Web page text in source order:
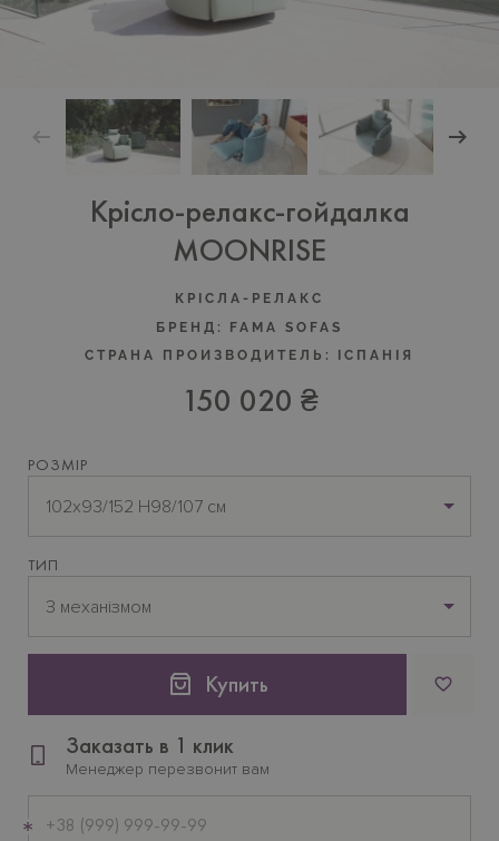
Крісло-релакс-гойдалка
MOONRISE
КРІСЛА-РЕЛАКС
БРЕНД:
FAMA SOFAS
СТРАНА ПРОИЗВОДИТЕЛЬ:
IСПАНIЯ
150 020 ₴
РОЗМІР
102х93/152 H98/107 см
ТИП
З механізмом
Купить
Заказать в 1 клик
Менеджер перезвонит вам
телефон